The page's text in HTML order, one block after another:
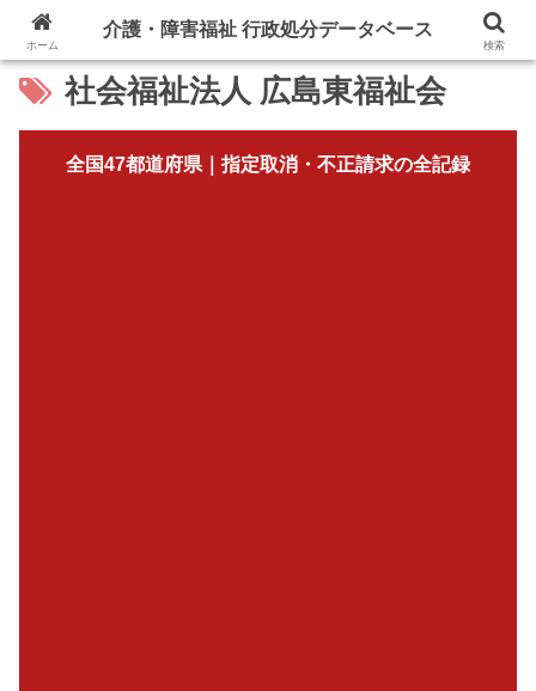
社会福祉法人 広島東福祉会
全国47都道府県｜指定取消・不正請求の全記録
ホーム
介護・障害福祉 行政処分データベース
検索